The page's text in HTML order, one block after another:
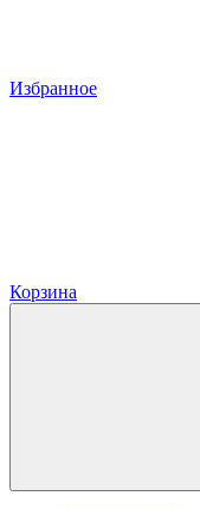
Избранное
Корзина